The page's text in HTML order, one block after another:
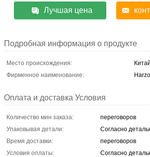
Лучшая цена
Подробная информация о продукте
Место происхождения:
Китай
Фирменное наименование:
Оплата и доставка Условия
Количество мин заказа:
переговоров
Упаковывая детали:
Согласно
Время доставки:
переговоров
Условия оплаты:
Согласно